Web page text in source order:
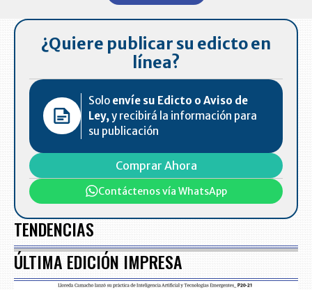
¿Quiere publicar su edicto en
línea?
Solo envíe su Edicto o Aviso de
Ley, y recibirá la información para
su publicación
Comprar Ahora
Contáctenos vía WhatsApp
TENDENCIAS
ÚLTIMA EDICIÓN IMPRESA